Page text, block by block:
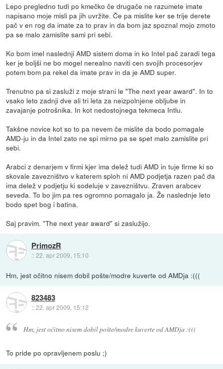
Lepo pregledno tudi po kmečko če drugače ne razumete imate
napisano moje misli pa jih uvržite. Če pa mislite ker se trije derete
pač v en rog da imate za to prav in da bom jaz spoznal mojo zmoto
pa se malo zamislite sami pri sebi.
Ko bom imel naslednji AMD sistem doma in ko Intel pač zaradi tega
ker je boljši ne bo mogel nerealno naviti cen svojih procesorjev
potem bom pa rekel da imate prav in da je AMD super.
Trenutno pa si zasluži z moje strani le "The next year award". In to
vsako leto zadnji dve ali tri leta za neizpolnjene obljube in
zavajanje potrošnika. In kot nedostojnega tekmeca Intlu.
Takšne novice kot so to pa nevem če mislite da bodo pomagale
AMD-ju in da Intel zato ne spi mirno pa se spet malo zamislite pri
sebi.
Arabci z denarjem v firmi kjer ima delež tudi AMD in tuje firme ki so
skovale zavezništvo v katerem sploh ni AMD podjetja razen pač da
ima delež v podjetju ki sodeluje v zavezništvu. Zraven arabcev
seveda. To bo jim pa res ogromno pomagalo ja. Že naslednje leto
bodo spet bog i batina.
Saj pravim. "The next year award" si zaslužijo.
PrimozR
::22. apr 2009, 15:10
Hm, jest očitno nisem dobil pošte/modre kuverte od AMDja :(((
823483
::22. apr 2009, 15:12
Hm, jest očitno nisem dobil pošte/modre kuverte od AMDja :(((
To pride po opravljenem poslu ;)